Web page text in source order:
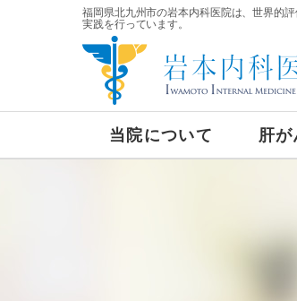
福岡県北九州市の岩本内科医院は、世界的
実践を行っています。
当院について 肝